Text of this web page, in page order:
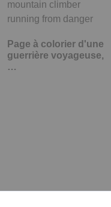
Page à colorier d'une
guerrière voyageuse,
…